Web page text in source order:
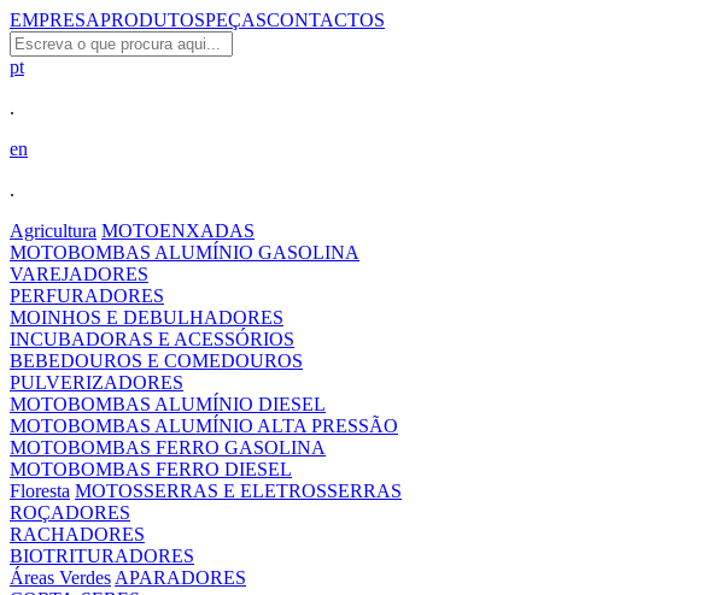
EMPRESAPRODUTOSPEÇASCONTACTOS
pt
.
en
.
Agricultura MOTOENXADAS
MOTOBOMBAS ALUMÍNIO GASOLINA
VAREJADORES
PERFURADORES
MOINHOS E DEBULHADORES
INCUBADORAS E ACESSÓRIOS
BEBEDOUROS E COMEDOUROS
PULVERIZADORES
MOTOBOMBAS ALUMÍNIO DIESEL
MOTOBOMBAS ALUMÍNIO ALTA PRESSÃO
MOTOBOMBAS FERRO GASOLINA
MOTOBOMBAS FERRO DIESEL
Floresta MOTOSSERRAS E ELETROSSERRAS
ROÇADORES
RACHADORES
BIOTRITURADORES
Áreas Verdes APARADORES